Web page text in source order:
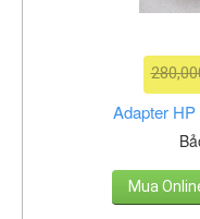
Adapter
Mua